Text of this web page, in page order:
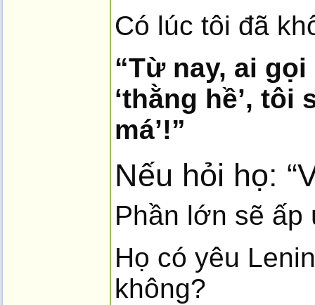
Có lúc tôi đã
“Từ nay, ai
‘thằng hề’,
má’!”
Nếu hỏi họ:
Phần lớn sẽ ấp
Họ có yêu
không?